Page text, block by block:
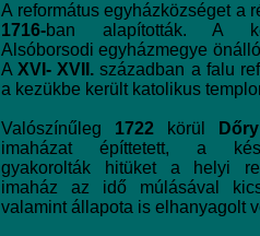
A református egyházközséget a
1716-ban alapították. A
Alsóborsodi egyházmegye
AXVI- XVII. században a falu
a kezükbe került katolikus
Valószínűleg 1722 körül
imaházat építtetett, a
gyakorolták hitüket a helyi
imaház az idő múlásával
valamint állapota is elhanyagolt